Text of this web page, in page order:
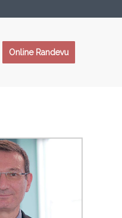
Online Randevu